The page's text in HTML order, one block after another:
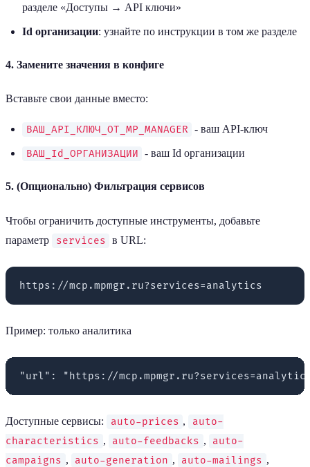
разделе «Доступы → API ключи»
Id организации: узнайте по инструкции в том же разделе
4. Замените значения в конфиге
Вставьте свои данные вместо:
ВАШ_API_КЛЮЧ_ОТ_MP_MANAGER - ваш API-ключ
ВАШ_Id_ОРГАНИЗАЦИИ - ваш Id организации
5. (Опционально) Фильтрация сервисов
Чтобы ограничить доступные инструменты, добавьте
параметр
services в URL:
Пример: только аналитика
Доступные сервисы: auto-prices ,
auto-
characteristics , auto-feedbacks ,
auto-
campaigns , auto-generation , auto-mailings ,